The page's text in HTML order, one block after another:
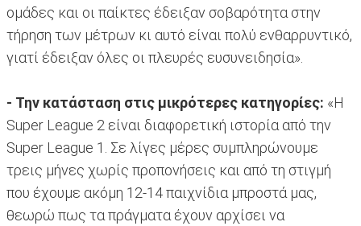
ομάδες και οι παίκτες έδειξαν σοβαρότητα στην
τήρηση των μέτρων κι αυτό είναι πολύ ενθαρρυντικό,
γιατί έδειξαν όλες οι πλευρές ευσυνειδησία».
- Την κατάσταση στις μικρότερες κατηγορίες: «Η
Super League 2 είναι διαφορετική ιστορία από την
Super League 1. Σε λίγες μέρες συμπληρώνουμε
τρεις μήνες χωρίς προπονήσεις και από τη στιγμή
που έχουμε ακόμη 12-14 παιχνίδια μπροστά μας,
θεωρώ πως τα πράγματα έχουν αρχίσει να